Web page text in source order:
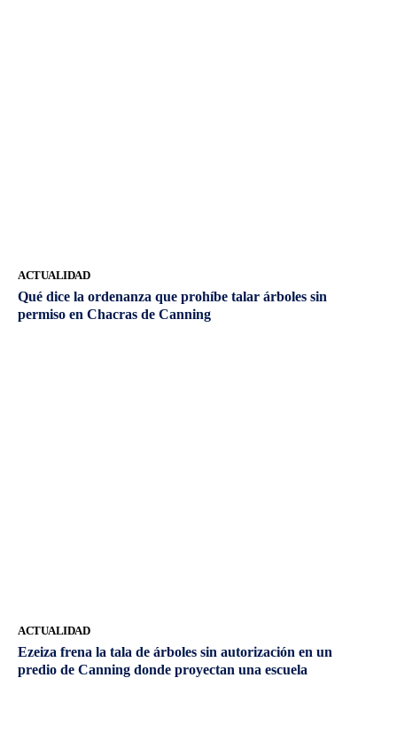
ACTUALIDAD
Qué dice la ordenanza que prohíbe talar árboles sin
permiso en Chacras de Canning
ACTUALIDAD
Ezeiza frena la tala de árboles sin autorización en un
predio de Canning donde proyectan una escuela